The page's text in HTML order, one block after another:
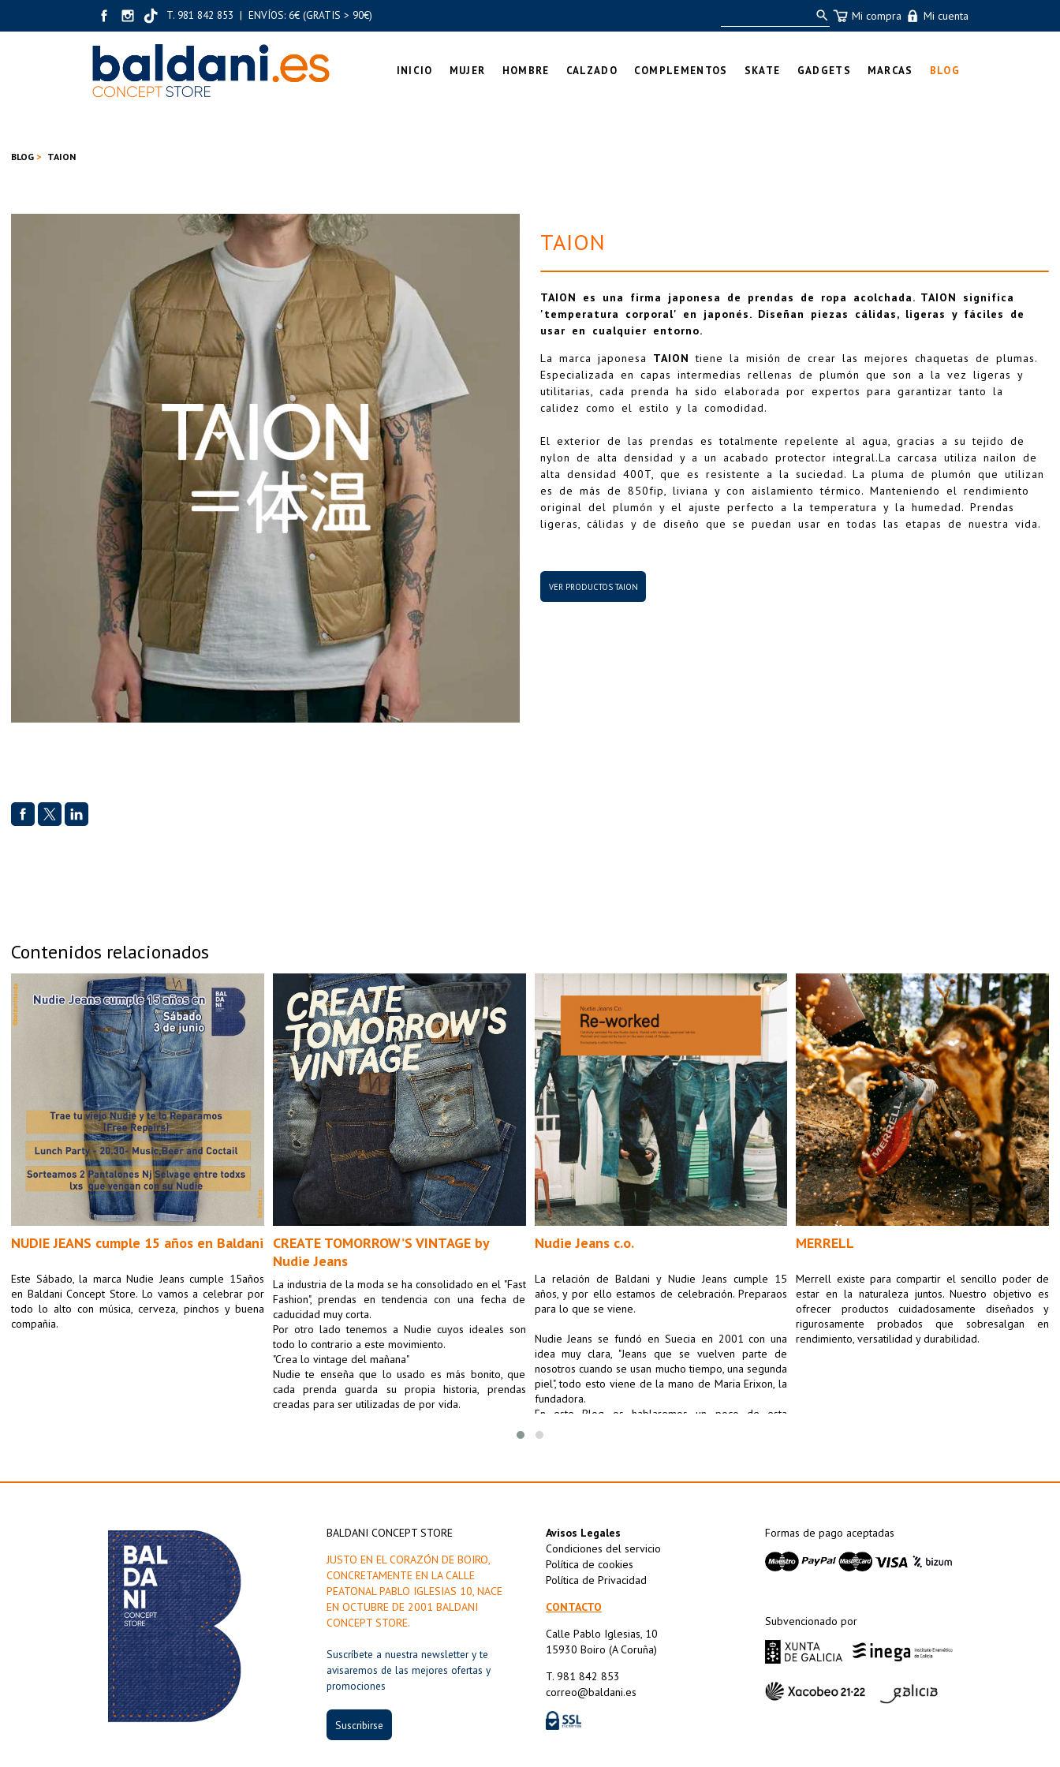
T. 981 842 853 | ENVÍOS: 6€ (GRATIS > 90€) Mi compra Mi cuenta
INICIO MUJER HOMBRE CALZADO COMPLEMENTOS SKATE GADGETS MARCAS BLOG
BLOG TAION
TAION
TAION es una firma japonesa de prendas de ropa acolchada. TAION significa
'temperatura corporal' en japonés. Diseñan piezas cálidas, ligeras y fáciles de
usar en cualquier entorno.
La marca japonesa TAION tiene la misión de crear las mejores chaquetas de plumas.
Especializada en capas intermedias rellenas de plumón que son a la vez ligeras y
utilitarias, cada prenda ha sido elaborada por expertos para garantizar tanto la
calidez como el estilo y la comodidad.
El exterior de las prendas es totalmente repelente al agua, gracias a su tejido de
nylon de alta densidad y a un acabado protector integral.La carcasa utiliza nailon de
alta densidad 400T, que es resistente a la suciedad. La pluma de plumón que utilizan
es de más de 850fip, liviana y con aislamiento térmico. Manteniendo el rendimiento
original del plumón y el ajuste perfecto a la temperatura y la humedad. Prendas
ligeras, cálidas y de diseño que se puedan usar en todas las etapas de nuestra vida.
VER PRODUCTOS TAION
Contenidos relacionados
NUDIE JEANS cumple 15 años en Baldani
Este Sábado, la marca Nudie Jeans cumple 15años
en Baldani Concept Store. Lo vamos a celebrar por
todo lo alto con música, cerveza, pinchos y buena
compañia.
CREATE TOMORROW’S VINTAGE by
Nudie Jeans
La industria de la moda se ha consolidado en el "Fast
Fashion", prendas en tendencia con una fecha de
caducidad muy corta.
Por otro lado tenemos a Nudie cuyos ideales son
todo lo contrario a este movimiento.
"Crea lo vintage del mañana"
Nudie te enseña que lo usado es más bonito, que
cada prenda guarda su propia historia, prendas
creadas para ser utilizadas de por vida.
Nudie Jeans c.o.
La relación de Baldani y Nudie Jeans cumple 15
años, y por ello estamos de celebración. Preparaos
para lo que se viene.
Nudie Jeans se fundó en Suecia en 2001 con una
idea muy clara, "Jeans que se vuelven parte de
nosotros cuando se usan mucho tiempo, una segunda
piel", todo esto viene de la mano de Maria Erixon, la
fundadora.
En este Blog os hablaremos un poco de esta
filosofía.
MERRELL
Merrell existe para compartir el sencillo poder de
estar en la naturaleza juntos. Nuestro objetivo es
ofrecer productos cuidadosamente diseñados y
rigurosamente probados que sobresalgan en
rendimiento, versatilidad y durabilidad.
BALDANI CONCEPT STORE
JUSTO EN EL CORAZÓN DE BOIRO,
CONCRETAMENTE EN LA CALLE
PEATONAL PABLO IGLESIAS 10, NACE
EN OCTUBRE DE 2001 BALDANI
CONCEPT STORE.
Suscríbete a nuestra newsletter y te
avisaremos de las mejores ofertas y
promociones
Suscribirse
Avisos Legales
Condiciones del servicio
Política de cookies
Política de Privacidad
CONTACTO
Calle Pablo Iglesias, 10
15930 Boiro (A Coruña)
T. 981 842 853
correo@baldani.es
Formas de pago aceptadas
Subvencionado por